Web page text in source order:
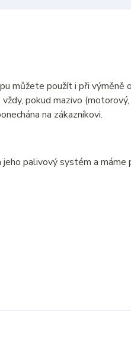
můžete použít i při výměně
pokud mazivo
na zákazníkovi.
jeho palivový systém a máme